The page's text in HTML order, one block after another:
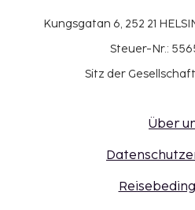
Kungsgatan 6, 252 21
Steuer-Nr.:
Sitz der
Über